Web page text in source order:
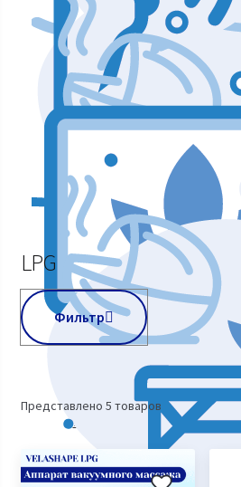
Аппараты для
Уход и подтяжка
Аппараты мышечной
Косметологическое
Курсы косметологии.
LPG
Фильтр
Представлено 5 товаров